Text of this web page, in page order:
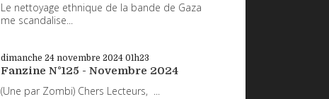
Le nettoyage ethnique de la bande de Gaza
me scandalise...
dimanche 24 novembre 2024 01h23
Fanzine N°125 - Novembre 2024
(Une par Zombi) Chers Lecteurs, ...